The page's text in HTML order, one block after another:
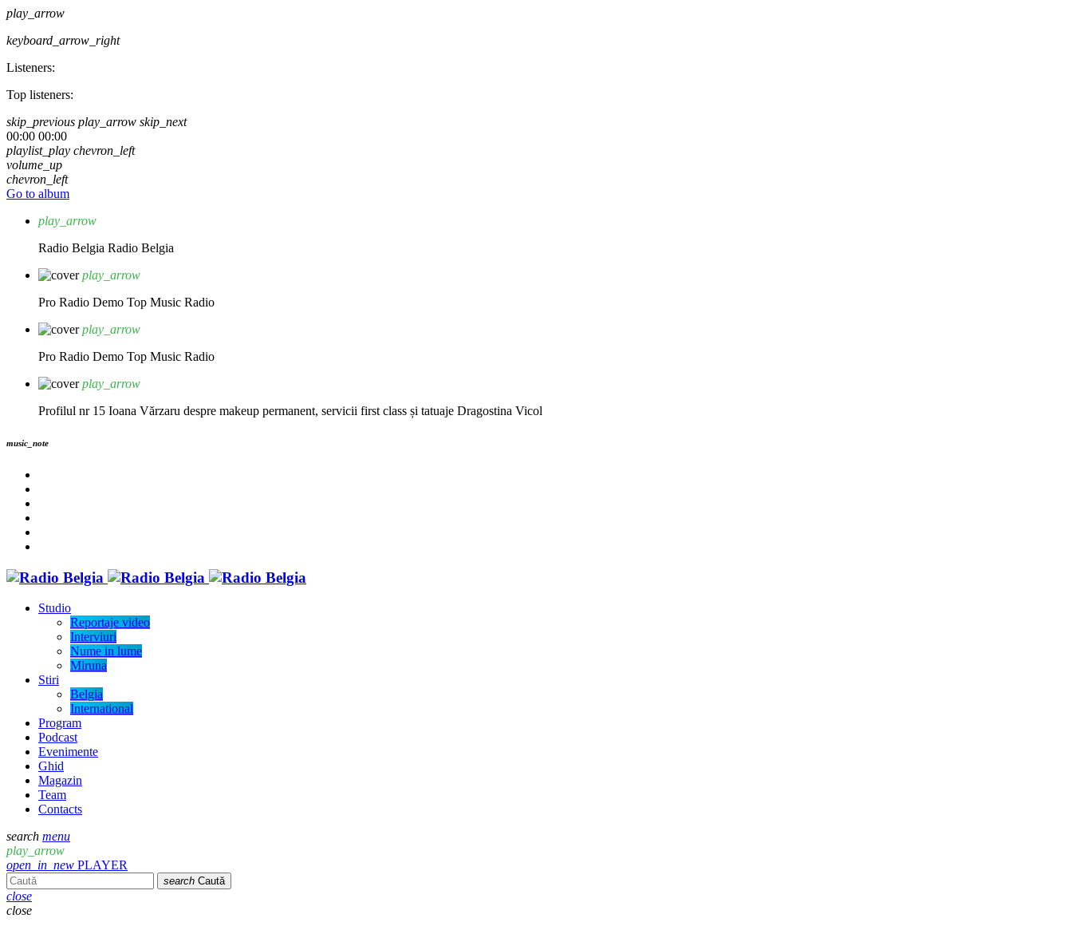
play_arrow
keyboard_arrow_right
Listeners:
Top listeners:
skip_previous play_arrow skip_next
00:00 00:00
playlist_play chevron_left
volume_up
chevron_left
Go to album
play_arrow
Radio Belgia Radio Belgia
play_arrow
Pro Radio Demo Top Music Radio
play_arrow
Pro Radio Demo Top Music Radio
play_arrow
Profilul nr 15 Ioana Vărzaru despre makeup permanent, servicii first class și tatuaje Dragostina Vicol
music_note
Studio
Reportaje video
Interviuri
Nume in lume
Miruna
Stiri
Belgia
International
Program
Podcast
Evenimente
Ghid
Magazin
Team
Contacts
search menu
play_arrow
open_in_new PLAYER
search Caută
close
close